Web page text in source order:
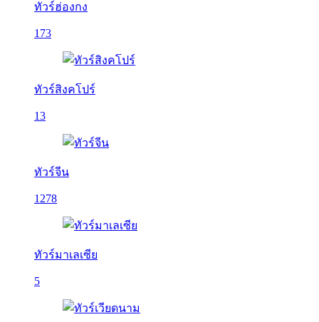
ทัวร์ฮ่องกง
173
ทัวร์สิงคโปร์
13
ทัวร์จีน
1278
ทัวร์มาเลเซีย
5